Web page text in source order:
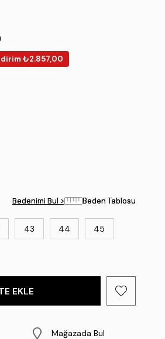
₺2.857,00
43 44 45
Bedenimi Bul > Beden Tablosu
Bedenimi Bul > Beden Tablosu
Mağazada Bul